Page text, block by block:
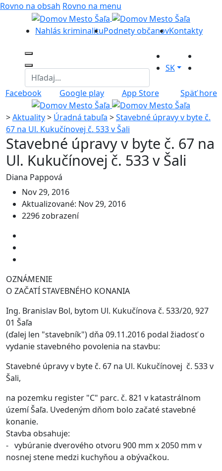
Rovno na obsah Rovno na menu
Nahlás kriminalituPodnety občanovKontakty
SK
Facebook Google play App Store Späť hore
>Aktuality> Úradná tabuľa >Stavebné úpravy v byte č.
67 na Ul. Kukučínovej č. 533 v Šali
Stavebné úpravy v byte č. 67 na
Ul. Kukučínovej č. 533 v Šali
Diana Pappová
Nov 29, 2016
Aktualizované: Nov 29, 2016
2296 zobrazení
OZNÁMENIE
O ZAČATÍ STAVEBNÉHO KONANIA
Ing. Branislav Bol, bytom Ul. Kukučínova č. 533/20, 927
01 Šaľa
(ďalej len "stavebník") dňa 09.11.2016 podal žiadosť o
vydanie stavebného povolenia na stavbu:
Stavebné úpravy v byte č. 67 na Ul. Kukučínovej č. 533 v
Šali,
na pozemku register "C" parc. č. 821 v katastrálnom
území Šaľa. Uvedeným dňom bolo začaté stavebné
konanie.
Stavba obsahuje:
- vybúranie dverového otvoru 900 mm x 2050 mm v
nosnej stene medzi kuchyňou a obývačkou.